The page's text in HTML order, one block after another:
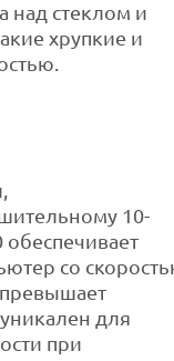
над стеклом и
хрупкие и
10-
со
превышает
для
при